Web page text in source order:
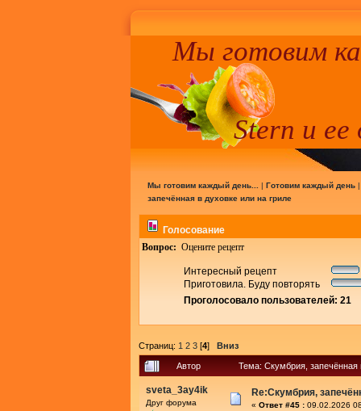
Мы готовим
Stern и ее
Мы готовим каждый день... | Готовим каждый день
запечённая в духовке или на гриле
Голосование
Вопрос: Оцените рецепт
Интересный рецепт
Приготовила. Буду повторять
Проголосовало пользователей: 21
Страниц: 1 2 3 [4] Вниз
Автор Тема: Скумбрия, запечённая
sveta_3ay4ik
Друг форума
Re:Скумбрия,
« Ответ #45 : 09.02.2026